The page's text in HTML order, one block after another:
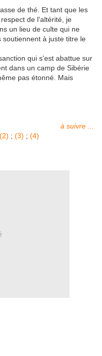
de thé. Et tant que les
de l'altérité, je
un lieu de culte qui ne
soutiennent à juste titre le
qui s'est abattue sur
dans un camp de Sibérie
pas étonné. Mais
à suivre ...
(2) ; (3) ; (4)